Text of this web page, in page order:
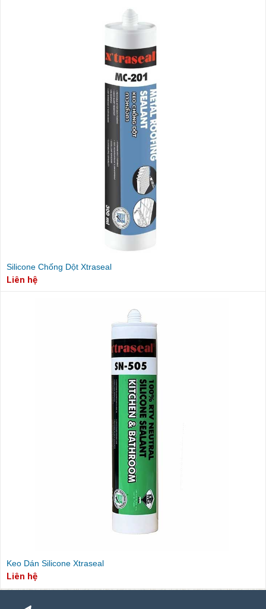
Silicone Chống Dột Xtraseal
Liên hệ
Keo Dán Silicone Xtraseal
Liên hệ